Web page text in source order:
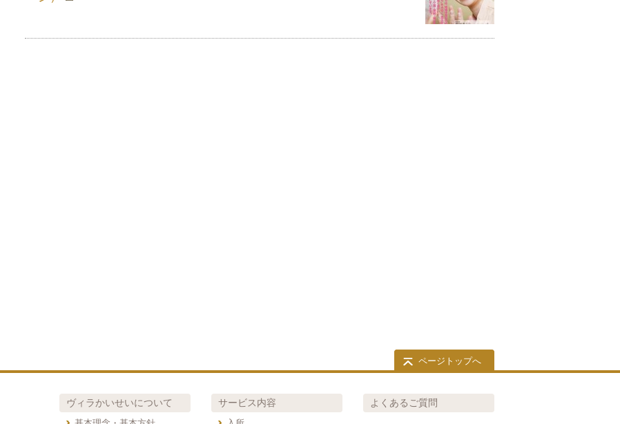
ページトップへ
ヴィラかいせいについて サービス内容 よくあるご質問